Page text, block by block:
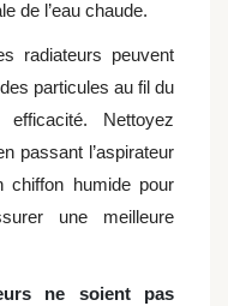
de l’eau chaude.
radiateurs peuvent
particules au fil du
Nettoyez
passant l’aspirateur
humide pour
une meilleure
ne soient pas